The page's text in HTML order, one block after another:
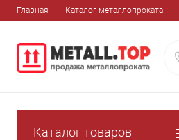
Главная Каталог металлопроката
Каталог товаров